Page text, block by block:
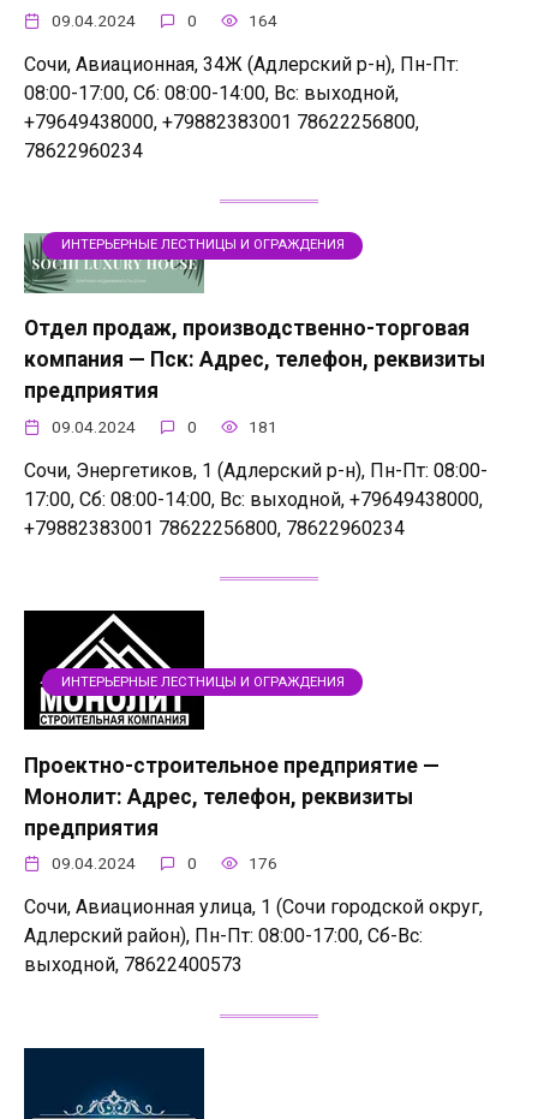
09.04.2024 0 164
Сочи, Авиационная, 34Ж (Адлерский р-н), Пн-Пт:
08:00-17:00, Сб: 08:00-14:00, Вс: выходной,
+79649438000, +79882383001 78622256800,
78622960234
ИНТЕРЬЕРНЫЕ ЛЕСТНИЦЫ И ОГРАЖДЕНИЯ
Отдел продаж, производственно-торговая
компания — Пск: Адрес, телефон, реквизиты
предприятия
09.04.2024 0 181
Сочи, Энергетиков, 1 (Адлерский р-н), Пн-Пт: 08:00-
17:00, Сб: 08:00-14:00, Вс: выходной, +79649438000,
+79882383001 78622256800, 78622960234
ИНТЕРЬЕРНЫЕ ЛЕСТНИЦЫ И ОГРАЖДЕНИЯ
Проектно-строительное предприятие —
Монолит: Адрес, телефон, реквизиты
предприятия
09.04.2024 0 176
Сочи, Авиационная улица, 1 (Сочи городской округ,
Адлерский район), Пн-Пт: 08:00-17:00, Сб-Вс:
выходной, 78622400573